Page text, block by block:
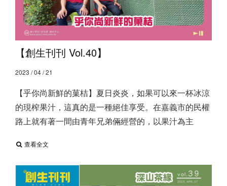
【創生刊刊 Vol.40】
2023 / 04 / 21
【乎你尚新鮮的菓桔】 ​ 夏日炎炎，如果可以來一杯冰涼
的現榨果汁，這真的是一種絕佳享受。 ​ 在嘉義市的民權
路上就有著一間由青年兄弟倆經營的，以果汁為主
查看全文